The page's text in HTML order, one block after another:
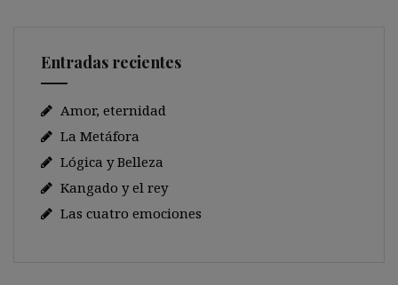
Entradas recientes
Amor, eternidad
La Metáfora
Lógica y Belleza
Kangado y el rey
Las cuatro emociones